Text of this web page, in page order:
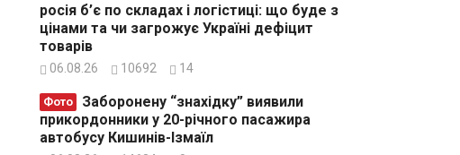
росія б’є по складах і логістиці: що буде з
цінами та чи загрожує Україні дефіцит
товарів
06.08.26 10692 14
Фото
прикордонники у 20-річного пасажира
автобусу Кишинів-Ізмаїл